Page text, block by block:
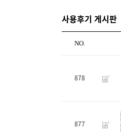
사용후기 게시판
NO.
878
877